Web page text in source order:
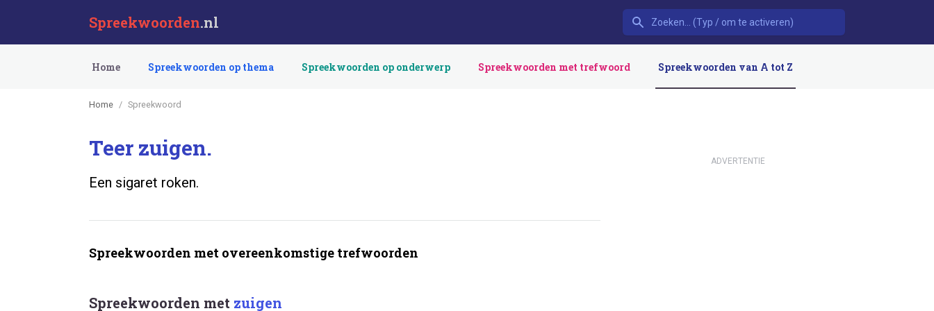
Spreekwoorden.nl
Home Spreekwoorden op thema Spreekwoorden op onderwerp Spreekwoorden met trefwoord Spreekwoorden van A tot Z
Home Spreekwoord
Teer zuigen.
Een sigaret roken.
Spreekwoorden met overeenkomstige trefwoorden
Spreekwoorden met zuigen
ADVERTENTIE